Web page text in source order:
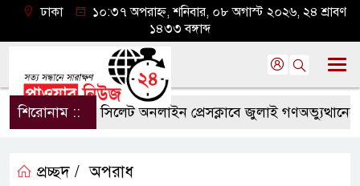
ঢাকা
১০:৩৭ অপরাহ্ন, শনিবার, ০৮ অগাস্ট ২০২৬, ২৪ শ্রাবণ
১৪৩৩ বঙ্গাব্দ
শিরোনাম :: সিলেট অনলাইন প্রেসক্লাবে জুলাই গণঅভ্যুত্থানের
প্রচ্ছদ / অপরাধ